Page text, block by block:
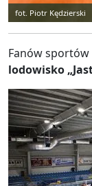
fot. Piotr Kędzierski
Fanów sportów
lodowisko